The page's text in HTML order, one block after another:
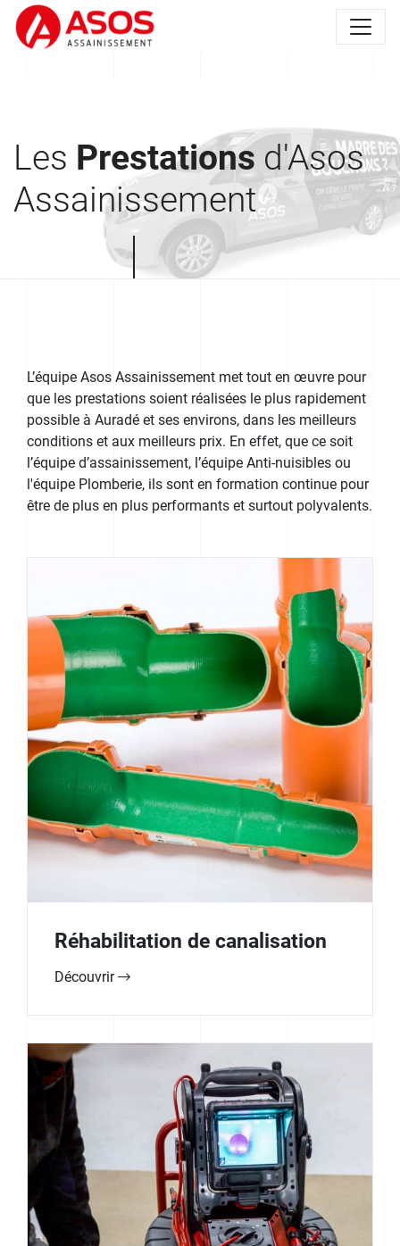
Les Prestations d'Asos
Assainissement
L’équipe Asos Assainissement met tout en œuvre pour
que les prestations soient réalisées le plus rapidement
possible à Auradé et ses environs, dans les meilleurs
conditions et aux meilleurs prix. En effet, que ce soit
l’équipe d’assainissement, l’équipe Anti-nuisibles ou
l'équipe Plomberie, ils sont en formation continue pour
être de plus en plus performants et surtout polyvalents.
Réhabilitation de canalisation
Découvrir